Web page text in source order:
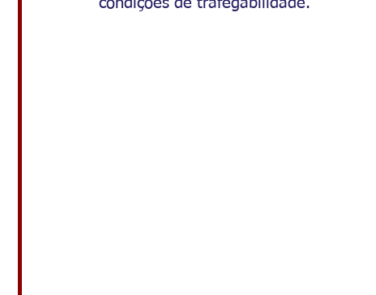
condições de trafegabilidade.